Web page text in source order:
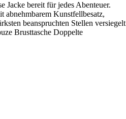
bereit für jedes Abenteuer.
Kunstfellbesatz,
beanspruchten Stellen versiegelt
Brusttasche Doppelte